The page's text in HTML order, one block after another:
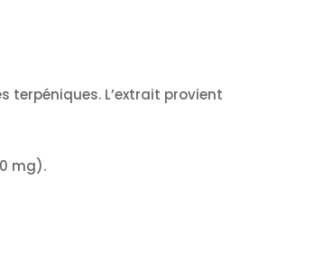
terpéniques. L’extrait provient
mg).